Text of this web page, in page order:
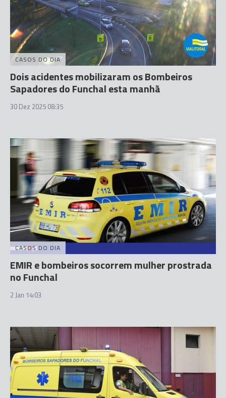
CASOS DO DIA
Dois acidentes mobilizaram os Bombeiros
Sapadores do Funchal esta manhã
30 Dez 2025 08:35
CASOS DO DIA
EMIR e bombeiros socorrem mulher prostrada
no Funchal
2 Jan 14:03